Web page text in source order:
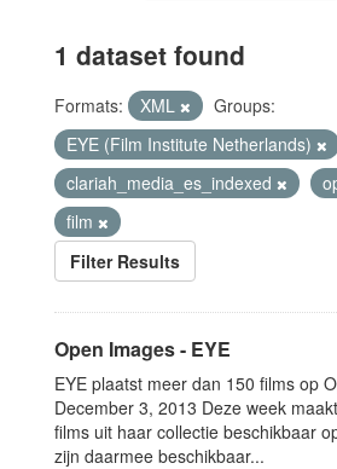
1 dataset found
Formats: XML
Groups:
EYE (Film Institute Netherlands)
clariah_media_es_indexed
film
Filter Results
Open Images - EYE
EYE plaatst meer dan 150 films op
December 3, 2013 Deze week
films uit haar collectie beschikbaar
zijn daarmee beschikbaar...